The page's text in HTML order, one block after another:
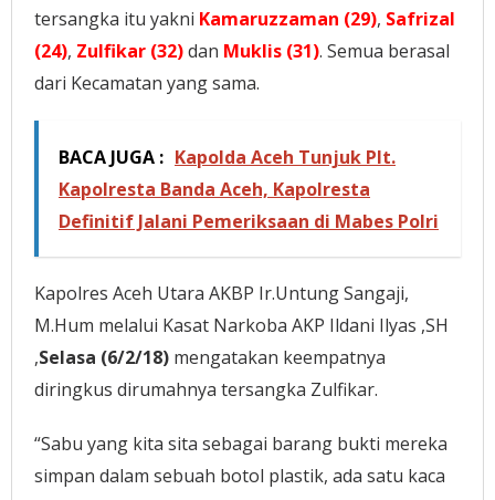
tersangka itu yakni Kamaruzzaman (29), Safrizal
(24), Zulfikar (32)dan Muklis (31). Semua berasal
dari Kecamatan yang sama.
BACA JUGA : Kapolda Aceh Tunjuk Plt.
Kapolresta Banda Aceh, Kapolresta
Definitif Jalani Pemeriksaan di Mabes Polri
Kapolres Aceh Utara AKBP Ir.Untung Sangaji,
M.Hum melalui Kasat Narkoba AKP Ildani Ilyas ,SH
,Selasa (6/2/18) mengatakan keempatnya
diringkus dirumahnya tersangka Zulfikar.
“Sabu yang kita sita sebagai barang bukti mereka
simpan dalam sebuah botol plastik, ada satu kaca